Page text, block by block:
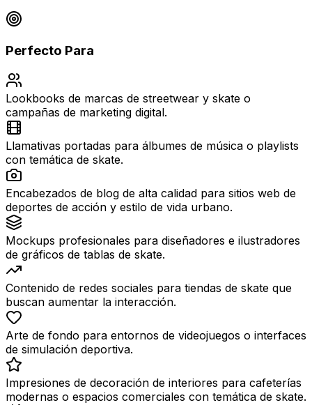
Perfecto Para
Lookbooks de marcas de streetwear y skate o
campañas de marketing digital.
Llamativas portadas para álbumes de música o playlists
con temática de skate.
Encabezados de blog de alta calidad para sitios web de
deportes de acción y estilo de vida urbano.
Mockups profesionales para diseñadores e ilustradores
de gráficos de tablas de skate.
Contenido de redes sociales para tiendas de skate que
buscan aumentar la interacción.
Arte de fondo para entornos de videojuegos o interfaces
de simulación deportiva.
Impresiones de decoración de interiores para cafeterías
modernas o espacios comerciales con temática de skate.